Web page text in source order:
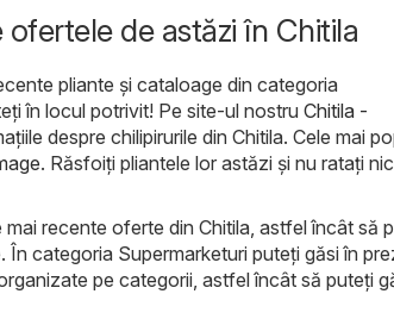
de astăzi în Chitila
pliante și cataloage din categoria
în locul potrivit! Pe site-ul nostru Chitila -
despre chilipirurile din Chitila. Cele mai
. Răsfoiți pliantele lor astăzi și nu ratați
recente oferte din Chitila, astfel încât să
categoria Supermarketuri puteți găsi în
pe categorii, astfel încât să puteți